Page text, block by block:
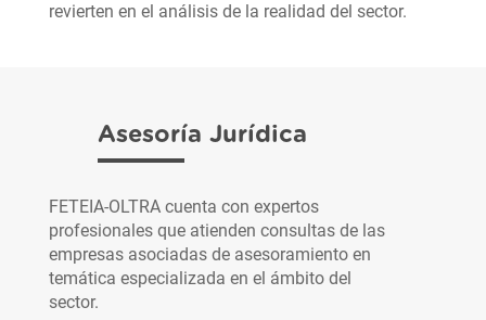
revierten en el análisis de la realidad del sector.
Asesoría Jurídica
FETEIA-OLTRA cuenta con expertos
profesionales que atienden consultas de las
empresas asociadas de asesoramiento en
temática especializada en el ámbito del
sector.